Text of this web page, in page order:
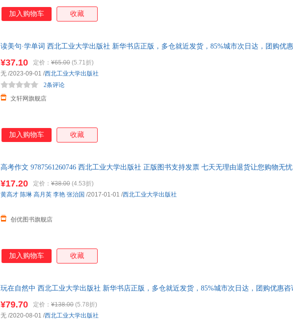
加入购物车 收藏
读美句·学单词 西北工业大学出版社 新华书店正版，多仓就近发货，85%城市次日达，团购优
¥37.10 定价： ¥65.00 (5.71折)
文轩网旗舰店
2条评论
无 /2023-09-01 /西北工业大学出版社
加入购物车 收藏
高考作文 9787561260746 西北工业大学出版社 正版图书支持发票 七天无理由退货让您购物无忧
¥17.20 定价： ¥38.00 (4.53折)
创优图书旗舰店
黄高才 陈琳 高月英 李艳 张治国 /2017-01-01 /西北工业大学出版社
加入购物车 收藏
玩在自然中 西北工业大学出版社 新华书店正版，多仓就近发货，85%城市次日达，团购优惠咨
¥79.70 定价： ¥138.00 (5.78折)
无 /2020-08-01 /西北工业大学出版社